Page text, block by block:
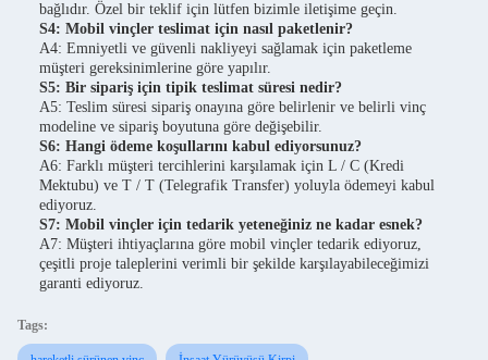
bağlıdır. Özel bir teklif için lütfen bizimle iletişime geçin.
S4: Mobil vinçler teslimat için nasıl paketlenir?
A4: Emniyetli ve güvenli nakliyeyi sağlamak için paketleme
müşteri gereksinimlerine göre yapılır.
S5: Bir sipariş için tipik teslimat süresi nedir?
A5: Teslim süresi sipariş onayına göre belirlenir ve belirli vinç
modeline ve sipariş boyutuna göre değişebilir.
S6: Hangi ödeme koşullarını kabul ediyorsunuz?
A6: Farklı müşteri tercihlerini karşılamak için L / C (Kredi
Mektubu) ve T / T (Telegrafik Transfer) yoluyla ödemeyi kabul
ediyoruz.
S7: Mobil vinçler için tedarik yeteneğiniz ne kadar esnek?
A7: Müşteri ihtiyaçlarına göre mobil vinçler tedarik ediyoruz,
çeşitli proje taleplerini verimli bir şekilde karşılayabileceğimizi
garanti ediyoruz.
Tags: